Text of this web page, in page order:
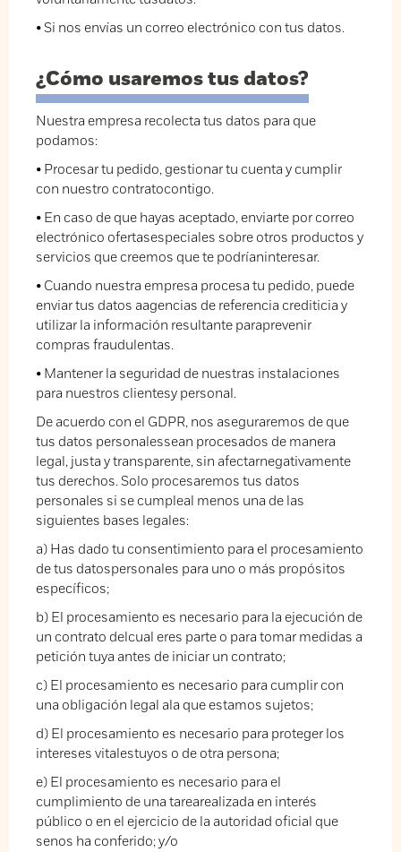
• Si nos envías un correo electrónico con tus datos.
¿Cómo usaremos tus datos?
Nuestra empresa recolecta tus datos para que
podamos:
• Procesar tu pedido, gestionar tu cuenta y cumplir
con nuestro contratocontigo.
• En caso de que hayas aceptado, enviarte por correo
electrónico ofertasespeciales sobre otros productos y
servicios que creemos que te podríaninteresar.
• Cuando nuestra empresa procesa tu pedido, puede
enviar tus datos aagencias de referencia crediticia y
utilizar la información resultante paraprevenir
compras fraudulentas.
• Mantener la seguridad de nuestras instalaciones
para nuestros clientesy personal.
De acuerdo con el GDPR, nos aseguraremos de que
tus datos personalessean procesados de manera
legal, justa y transparente, sin afectarnegativamente
tus derechos. Solo procesaremos tus datos
personales si se cumpleal menos una de las
siguientes bases legales:
a) Has dado tu consentimiento para el procesamiento
de tus datospersonales para uno o más propósitos
específicos;
b) El procesamiento es necesario para la ejecución de
un contrato delcual eres parte o para tomar medidas a
petición tuya antes de iniciar un contrato;
c) El procesamiento es necesario para cumplir con
una obligación legal ala que estamos sujetos;
d) El procesamiento es necesario para proteger los
intereses vitalestuyos o de otra persona;
e) El procesamiento es necesario para el
cumplimiento de una tarearealizada en interés
público o en el ejercicio de la autoridad oficial que
senos ha conferido; y/o